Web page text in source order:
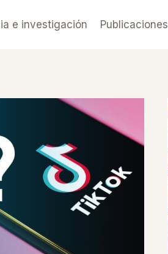
e investigación Publicaciones